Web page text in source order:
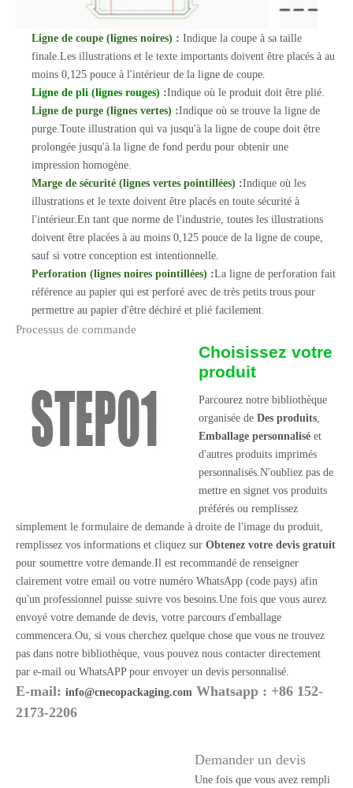
Ligne de coupe (lignes noires) : Indique la coupe à sa taille
finale.Les illustrations et le texte importants doivent être placés à au
moins 0,125 pouce à l'intérieur de la ligne de coupe.
Ligne de pli (lignes rouges) :Indique où le produit doit être plié.
Ligne de purge (lignes vertes) :Indique où se trouve la ligne de
purge.Toute illustration qui va jusqu'à la ligne de coupe doit être
prolongée jusqu'à la ligne de fond perdu pour obtenir une
impression homogène.
Marge de sécurité (lignes vertes pointillées) :Indique où les
illustrations et le texte doivent être placés en toute sécurité à
l'intérieur.En tant que norme de l'industrie, toutes les illustrations
doivent être placées à au moins 0,125 pouce de la ligne de coupe,
sauf si votre conception est intentionnelle.
Perforation (lignes noires pointillées) :La ligne de perforation fait
référence au papier qui est perforé avec de très petits trous pour
permettre au papier d'être déchiré et plié facilement.
Processus de commande
Choisissez votre
produit
Parcourez notre bibliothèque
organisée de Des produits,
Emballage personnaliséet
d'autres produits imprimés
personnalisés.N'oubliez pas de
mettre en signet vos produits
préférés ou remplissez
simplement le formulaire de demande à droite de l'image du produit,
remplissez vos informations et cliquez sur Obtenez votre devis gratuit
pour soumettre votre demande.Il est recommandé de renseigner
clairement votre email ou votre numéro WhatsApp (code pays) afin
qu'un professionnel puisse suivre vos besoins.Une fois que vous aurez
envoyé votre demande de devis, votre parcours d'emballage
commencera.Ou, si vous cherchez quelque chose que vous ne trouvez
pas dans notre bibliothèque, vous pouvez nous contacter directement
par e-mail ou WhatsAPP pour envoyer un devis personnalisé.
E-mail: info@cnecopackaging.com Whatsapp : +86 152-
2173-2206
Demander un devis
Une fois que vous avez rempli